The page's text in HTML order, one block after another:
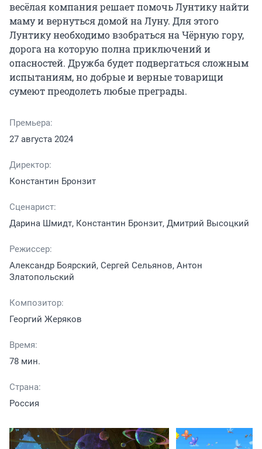
весёлая компания решает помочь Лунтику найти
маму и вернуться домой на Луну. Для этого
Лунтику необходимо взобраться на Чёрную гору,
дорога на которую полна приключений и
опасностей. Дружба будет подвергаться сложным
испытаниям, но добрые и верные товарищи
сумеют преодолеть любые преграды.
Премьера:
27 августа 2024
Директор:
Константин Бронзит
Сценарист:
Дарина Шмидт, Константин Бронзит, Дмитрий Высоцкий
Режиссер:
Александр Боярский, Сергей Сельянов, Антон
Златопольский
Композитор:
Георгий Жеряков
Время:
78 мин.
Страна:
Россия